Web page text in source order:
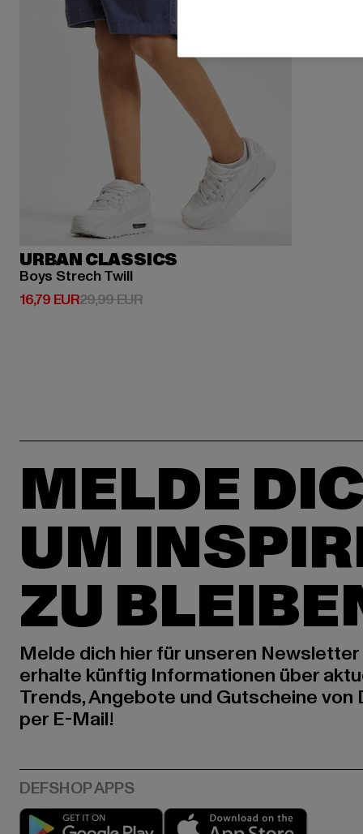
URBAN CLASSICS
Boys Strech Twill
16,79 EUR
Derzeitiger Preis: 16,79 EUR
29,99 EURAktionspreis: 29,99 EUR
MELDE
UM
ZU
Melde dich hier für unseren Newsletter
erhalte künftig Informationen über
Trends, Angebote und Gutscheine von
per E-Mail!
Play market